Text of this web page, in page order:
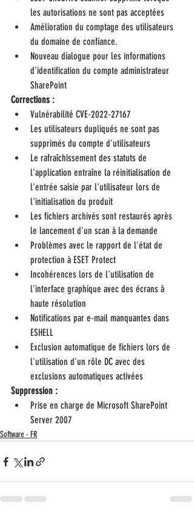
les autorisations ne sont pas acceptées
Amélioration du comptage des utilisateurs
du domaine de confiance.
Nouveau dialogue pour les informations
d'identification du compte administrateur
SharePoint
Corrections :
Vulnérabilité CVE-2022-27167
Les utilisateurs dupliqués ne sont pas
supprimés du compte d'utilisateurs
Le rafraîchissement des statuts de
l'application entraîne la réinitialisation de
l'entrée saisie par l'utilisateur lors de
l'initialisation du produit
Les fichiers archivés sont restaurés après
le lancement d'un scan à la demande
Problèmes avec le rapport de l'état de
protection à ESET Protect
Incohérences lors de l'utilisation de
l'interface graphique avec des écrans à
haute résolution
Notifications par e-mail manquantes dans
ESHELL
Exclusion automatique de fichiers lors de
l'utilisation d'un rôle DC avec des
exclusions automatiques activées
Suppression :
Prise en charge de Microsoft SharePoint
Server 2007
Software - FR